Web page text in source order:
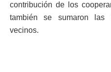
contribución de los
también se sumaron las
vecinos.